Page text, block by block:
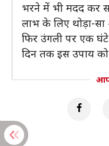
भरने में भी मदद कर
लाभ के लिए थोड़ा-
फिर उंगली पर एक घंटे
दिन तक इस उपाय को